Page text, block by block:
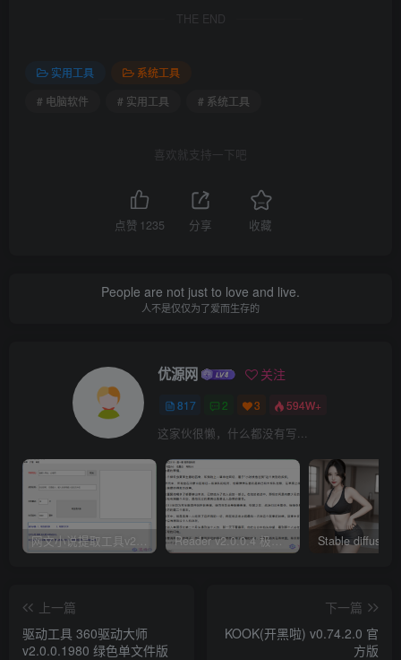
THE END
实用工具
系统工具
# 电脑软件
# 实用工具 # 系统工具
喜欢就支持一下吧
点赞 1235 分享 收藏
People are not just to love and live.
人不是仅仅为了爱而生存的
优源网 关注
817 2 3 594W+
这家伙很懒，什么都没有写...
网文小说提取工具v2.10.02 可以自动下载小说 从此不再花钱看小说 Reader v2.0.0.4 极简小说阅读器支持导入在线及离线书源
上一篇
驱动工具 360驱动大师
v2.0.0.1980 绿色单文件版
下一篇
KOOK(开黑啦) v0.74.2.0 官
方版